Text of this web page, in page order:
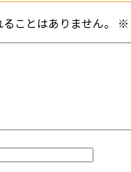
ことはありません。 ※